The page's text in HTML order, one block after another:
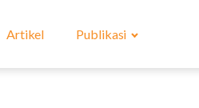
Artikel Publikasi